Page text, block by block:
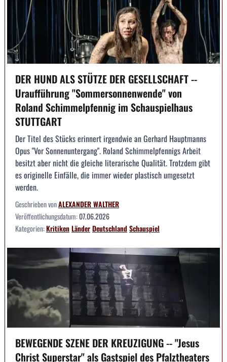
DER HUND ALS STÜTZE DER GESELLSCHAFT --
Uraufführung "Sommersonnenwende" von
Roland Schimmelpfennig im Schauspielhaus
STUTTGART
Der Titel des Stücks erinnert irgendwie an Gerhard Hauptmanns
Opus "Vor Sonnenuntergang". Roland Schimmelpfennigs Arbeit
besitzt aber nicht die gleiche literarische Qualität. Trotzdem gibt
es originelle Einfälle, die immer wieder plastisch umgesetzt
werden.
Geschrieben vonALEXANDER WALTHER
Veröffentlichungsdatum:07.06.2026
Kategorien:KritikenLänderDeutschlandSchauspiel
BEWEGENDE SZENE DER KREUZIGUNG -- "Jesus
Christ Superstar" als Gastspiel des Pfalztheaters